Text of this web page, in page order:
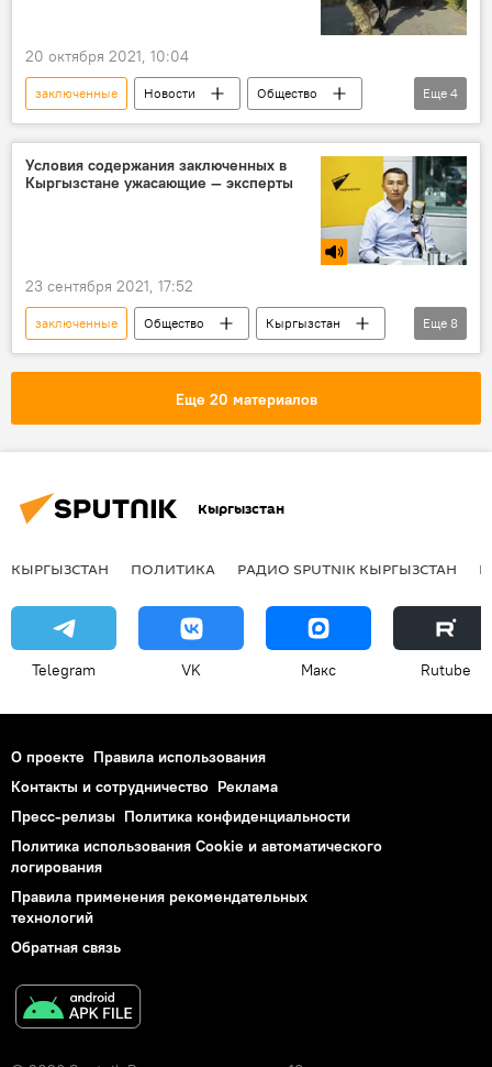
20 октября 2021, 10:04
заключенные Новости
Общество
Кыргызстан
бунт
учения
Еще 4
Условия содержания заключенных в
Кыргызстане ужасающие — эксперты
23 сентября 2021, 17:52
заключенные Общество
Кыргызстан
Радио Sputnik Кыргызстан
Тема дня
ИВС
СИЗО
колония
пытки
содержание
Еще 8
Еще 20 материалов
Кыргызстан
КЫРГЫЗСТАН ПОЛИТИКА РАДИО SPUTNIK КЫРГЫЗСТАН
Telegram VK Макс Rutube
О проекте Правила использования
Контакты и сотрудничество Реклама
Пресс-релизы Политика конфиденциальности
Политика использования Cookie и автоматического
логирования
Правила применения рекомендательных
технологий
Обратная связь